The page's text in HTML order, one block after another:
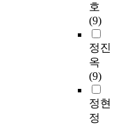
호
(9)
정진
옥
(9)
정현
정